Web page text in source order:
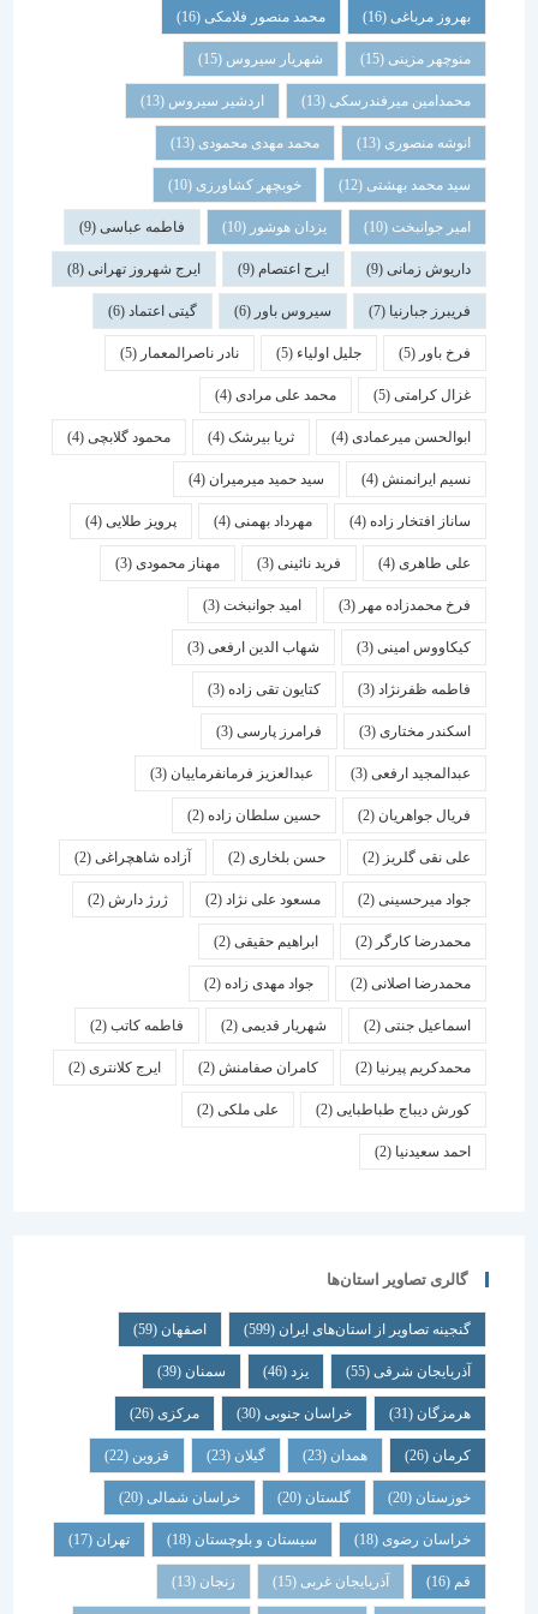
بهروز مرباغی (16) محمد منصور فلامکی (16)
منوچهر مزینی(15) شهریار سیروس(15)
محمدامین میرفندرسکی(13) اردشیر سیروس(13)
انوشه منصوری(13) محمد مهدی محمودی(13)
سید محمد بهشتی(12) خوبچهر کشاورزی(10)
امیر جوانبخت(10) یزدان هوشور(10) فاطمه عباسی(9)
داریوش زمانی(9) ایرج اعتصام(9) ایرج شهروز تهرانی(8)
فریبرز جبارنیا(7) سیروس باور(6) گیتی اعتماد(6)
فرخ باور(5) جلیل اولیاء(5) نادر ناصرالمعمار (5)
غزال کرامتی(5) محمد علی مرادی(4)
ابوالحسن میرعمادی(4) ثریا بیرشک(4) محمود گلابچی(4)
نسیم ایرانمنش(4) سید حمید میرمیران(4)
ساناز افتخار زاده(4) مهرداد بهمنی (4) پرویز طلایی(4)
علی طاهری(4) فرید نائینی(3) مهناز محمودی(3)
فرخ محمدزاده مهر(3) امید جوانبخت(3)
کیکاووس امینی(3) شهاب الدین ارفعی(3)
فاطمه ظفرنژاد(3) کتایون تقی زاده(3)
اسكندر مختاری (3) فرامرز پارسی(3)
عبدالمجید ارفعی(3) عبدالعزیز فرمانفرماییان(3)
فریال جواهریان(2) حسین سلطان زاده(2)
علی نقی گلریز(2) حسن بلخاری(2) آزاده شاهچراغی(2)
جواد میرحسینی(2) مسعود علی نژاد(2) ژرژ دارش (2)
محمدرضا کارگر(2) ابراهیم حقیقی(2)
محمدرضا اصلانی(2) جواد مهدی زاده(2)
اسماعیل جنتی(2) شهریار قدیمی(2) فاطمه کاتب(2)
محمدکریم پیرنیا (2) کامران صفامنش(2) ایرج کلانتری (2)
کورش دیباج طباطبایی(2) علی ملکی(2)
احمد سعیدنیا (2)
گالری تصاویر استان‌ها
گنجینه تصاویر از استان‌های ایران(599) اصفهان (59)
آذربایجان شرقی(55) یزد سمنان (39)
هرمزگان(31) خراسان جنوبی(30) مرکزی (26)
همدان گیلان قزوین
خوزستان(20) گلستان (20) خراسان شمالی(20)
خراسان رضوی(18) سیستان و بلوچستان(18) تهران
آذربایجان غربی(15) زنجان